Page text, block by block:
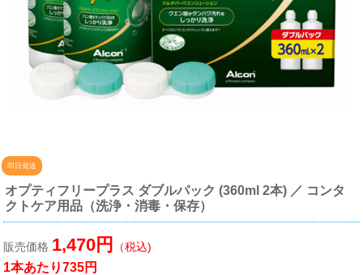
即日発送
オプティフリープラス ダブルパック (360ml 2本) ／ コンタ
クトケア用品（洗浄・消毒・保存）
販売価格 1,470円 （税込)
1本あたり735円